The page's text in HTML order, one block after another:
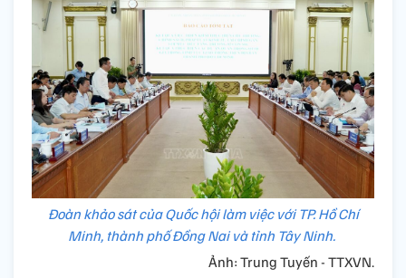
Đoàn khảo sát của Quốc hội làm việc với TP. Hồ Chí
Minh, thành phố Đồng Nai và tỉnh Tây Ninh.
Ảnh: Trung Tuyến - TTXVN.